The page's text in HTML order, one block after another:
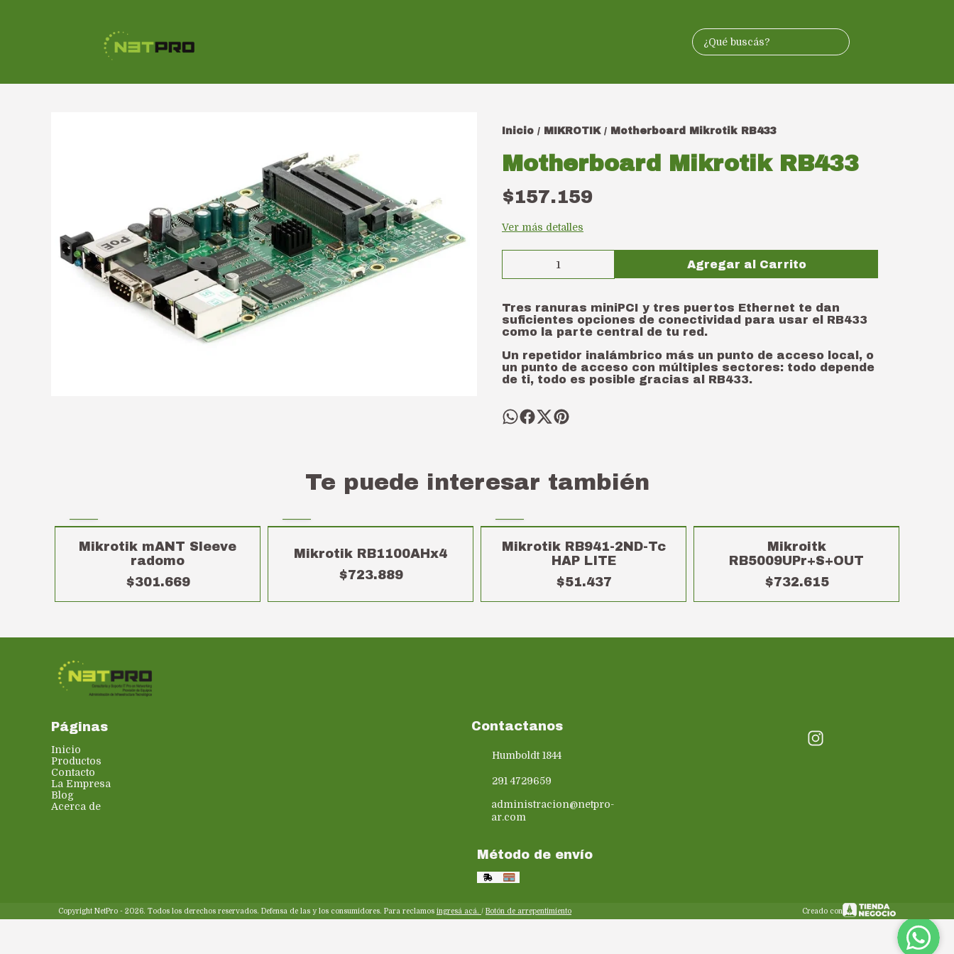
Inicio / MIKROTIK / Motherboard Mikrotik RB433
Motherboard Mikrotik RB433
$157.159
Ver más detalles
Agregar al Carrito
Tres ranuras miniPCI y tres puertos Ethernet te dan
suficientes opciones de conectividad para usar el RB433
como la parte central de tu red.
Un repetidor inalámbrico más un punto de acceso local, o
un punto de acceso con múltiples sectores: todo depende
de ti, todo es posible gracias al RB433.
Te puede interesar también
Mikrotik mANT Sleeve
radomo
$301.669
Mikrotik RB1100AHx4
$723.889
Mikrotik RB941-2ND-Tc
HAP LITE
$51.437
Mikroitk
RB5009UPr+S+OUT
$732.615
Páginas
Inicio
Productos
Contacto
La Empresa
Blog
Acerca de
Contactanos
Humboldt 1844
291 4729659
administracion@netpro-
ar.com
Método de envío
Copyright NetPro - 2026. Todos los derechos reservados. Defensa de las y los consumidores. Para reclamos ingresá acá. / Botón de arrepentimiento Creado con